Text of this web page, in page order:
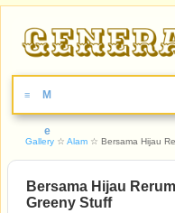
≡ M
e
u
Gallery ☆ Alam ☆ Bersama Hijau
Bersama Hijau
Greeny Stuff